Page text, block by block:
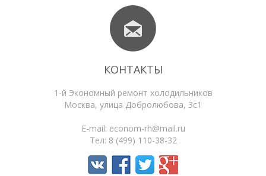
КОНТАКТЫ
1-й Экономный ремонт холодильников
Москва, улица Добролюбова, 3с1
E-mail: econom-rh@mail.ru
Тел: 8 (499) 110-38-32